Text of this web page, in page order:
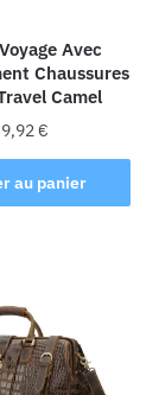
Avec
Chaussures
Camel
€
au panier